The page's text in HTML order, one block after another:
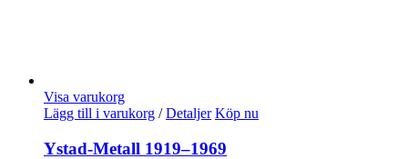
Visa varukorg
Lägg till i varukorg / Detaljer Köp nu
Ystad-Metall 1919–1969